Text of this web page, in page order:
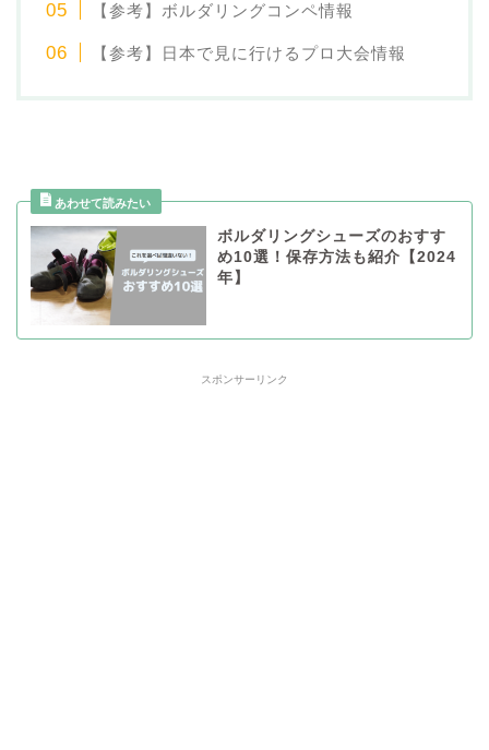
【参考】ボルダリングコンペ情報
【参考】日本で見に行けるプロ大会情報
ボルダリングシューズのおすす
め10選！保存方法も紹介【2024
年】
スポンサーリンク